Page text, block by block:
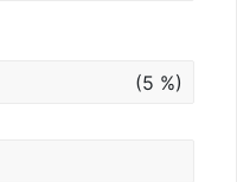
(5 %)